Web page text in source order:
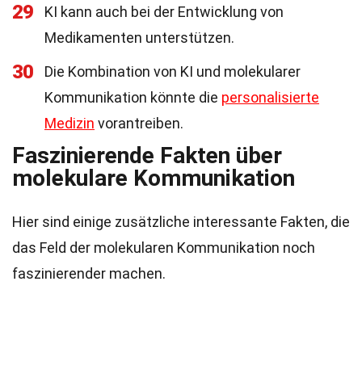
29
KI kann auch bei der Entwicklung von
Medikamenten unterstützen.
30
Die Kombination von KI und molekularer
Kommunikation könnte die personalisierte
Medizin vorantreiben.
Faszinierende Fakten über
molekulare Kommunikation
Hier sind einige zusätzliche interessante Fakten, die
das Feld der molekularen Kommunikation noch
faszinierender machen.